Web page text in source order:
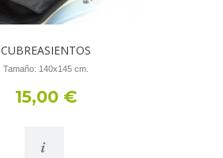
CUBREASIENTOS
Tamaño: 140x145 cm.
15,00 €
i